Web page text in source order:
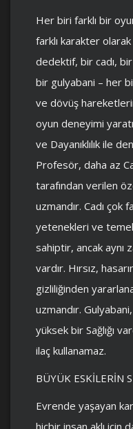
Her biri farklı bir
farklı karakter
dedektif, bir cadı,
bir gulyabani – her
ve dövüş
oyun deneyimi
ve Dayanıklılık ile
Profesör, daha az
tarafından verilen
uzmandır. Cadı çok
yetenekleri ve temel
sahiptir, ancak aynı
vardır. Hırsız,
gizliliğinden
uzmandır.
yüksek bir Sağlığı
ilaç kullanamaz.
BÜYÜK ESKİLERİN
Evrende yaşayan
hiçbir insan aklı için